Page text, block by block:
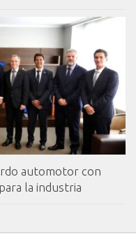
automotor con
la industria